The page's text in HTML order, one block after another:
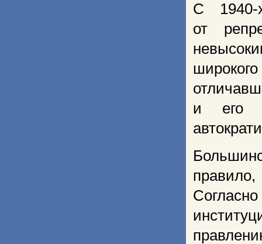
С 1940-
от
и его
правило,